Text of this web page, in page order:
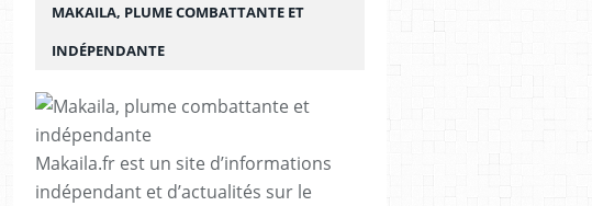
MAKAILA, PLUME COMBATTANTE ET
INDÉPENDANTE
Makaila.fr est un site d’informations
indépendant et d’actualités sur le